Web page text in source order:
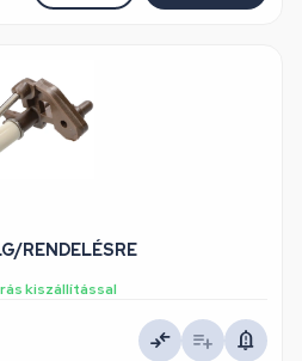
RENDELÉSRE
kiszállítással